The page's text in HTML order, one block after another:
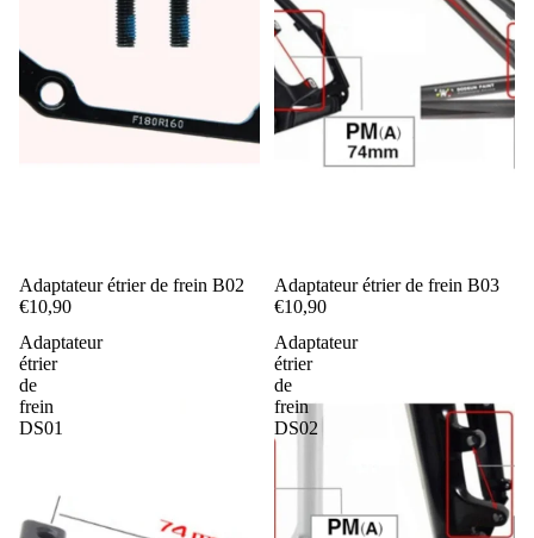
Adaptateur étrier de frein B02
€10,90
Adaptateur étrier de frein B03
€10,90
Adaptateur
étrier
de
frein
DS01
Adaptateur
étrier
de
frein
DS02